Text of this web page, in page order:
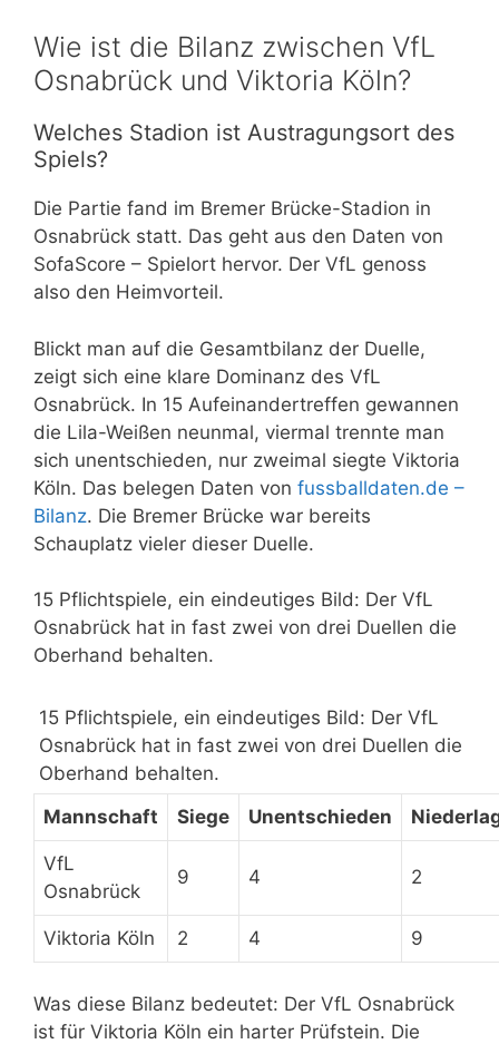
Wie ist die Bilanz zwischen VfL
Osnabrück und Viktoria Köln?
Welches Stadion ist Austragungsort des
Spiels?
Die Partie fand im Bremer Brücke-Stadion in
Osnabrück statt. Das geht aus den Daten von
SofaScore – Spielort hervor. Der VfL genoss
also den Heimvorteil.
Blickt man auf die Gesamtbilanz der Duelle,
zeigt sich eine klare Dominanz des VfL
Osnabrück. In 15 Aufeinandertreffen gewannen
die Lila-Weißen neunmal, viermal trennte man
sich unentschieden, nur zweimal siegte Viktoria
Köln. Das belegen Daten von fussballdaten.de –
Bilanz. Die Bremer Brücke war bereits
Schauplatz vieler dieser Duelle.
15 Pflichtspiele, ein eindeutiges Bild: Der VfL
Osnabrück hat in fast zwei von drei Duellen die
Oberhand behalten.
15 Pflichtspiele, ein eindeutiges Bild: Der VfL
Osnabrück hat in fast zwei von drei Duellen die
Oberhand behalten.
Mannschaft
Siege Unentschieden
VfL
Osnabrück
9 4 2
Viktoria Köln 2 4 9
Was diese Bilanz bedeutet: Der VfL Osnabrück
ist für Viktoria Köln ein harter Prüfstein. Die